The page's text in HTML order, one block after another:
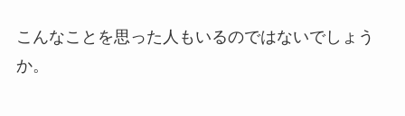
こんなことを思った人もいるのではないでしょう
か。